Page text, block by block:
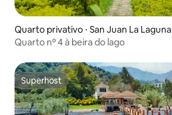
Quarto privativo ⋅ San Juan La Laguna
Quarto nº 4 à beira do lago
Superhost
Superhost